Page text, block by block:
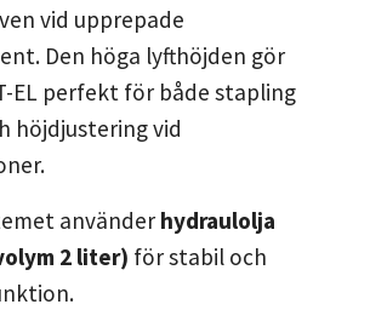
vid upprepade
Den höga lyfthöjden gör
EL perfekt för både stapling
höjdjustering vid
använder hydraulolja
2 liter) för stabil och